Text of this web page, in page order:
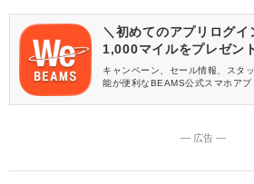
＼初めてのアプリログイ
1,000マイルをプレゼン
キャンペーン、セール情報、スタ
能が便利なBEAMS公式スマホアプ
― 広告 ―